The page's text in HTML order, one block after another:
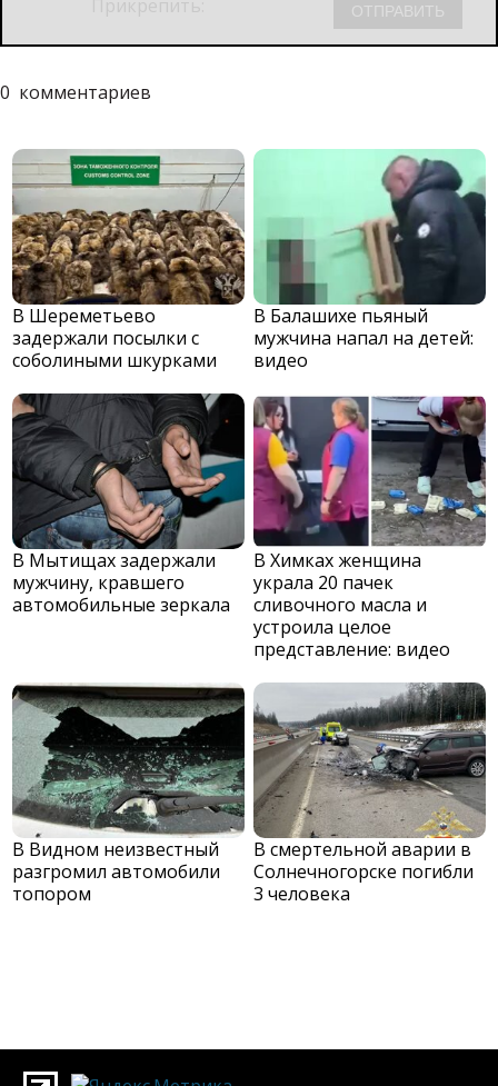
0 комментариев
В Шереметьево
задержали посылки с
соболиными шкурками
В Балашихе пьяный
мужчина напал на детей:
видео
В Мытищах задержали
мужчину, кравшего
автомобильные зеркала
В Химках женщина
украла 20 пачек
сливочного масла и
устроила целое
представление: видео
В Видном неизвестный
разгромил автомобили
топором
В смертельной аварии в
Солнечногорске погибли
3 человека